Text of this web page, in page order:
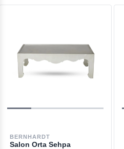
BERNHARDT
Salon Orta Sehpa